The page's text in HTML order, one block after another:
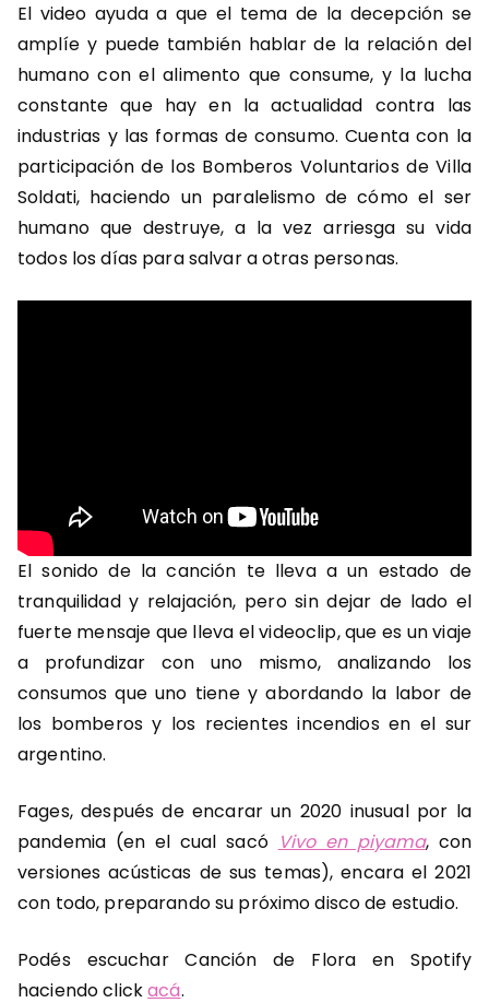
El video ayuda a que el tema de la decepción se
amplíe y puede también hablar de la relación del
humano con el alimento que consume, y la lucha
constante que hay en la actualidad contra las
industrias y las formas de consumo. Cuenta con la
participación de los Bomberos Voluntarios de Villa
Soldati, haciendo un paralelismo de cómo el ser
humano que destruye, a la vez arriesga su vida
todos los días para salvar a otras personas.
El sonido de la canción te lleva a un estado de
tranquilidad y relajación, pero sin dejar de lado el
fuerte mensaje que lleva el videoclip, que es un viaje
a profundizar con uno mismo, analizando los
consumos que uno tiene y abordando la labor de
los bomberos y los recientes incendios en el sur
argentino.
Fages, después de encarar un 2020 inusual por la
pandemia (en el cual sacó Vivo en piyama, con
versiones acústicas de sus temas), encara el 2021
con todo, preparando su próximo disco de estudio.
Podés escuchar Canción de Flora en Spotify
haciendo clickacá.